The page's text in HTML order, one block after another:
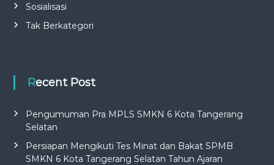
Sosialisasi
Tak Berkategori
Recent Post
Pengumuman Pra MPLS SMKN 6 Kota Tangerang
Selatan
Persiapan Mengikuti Tes Minat dan Bakat SPMB
SMKN 6 Kota Tangerang Selatan Tahun Ajaran